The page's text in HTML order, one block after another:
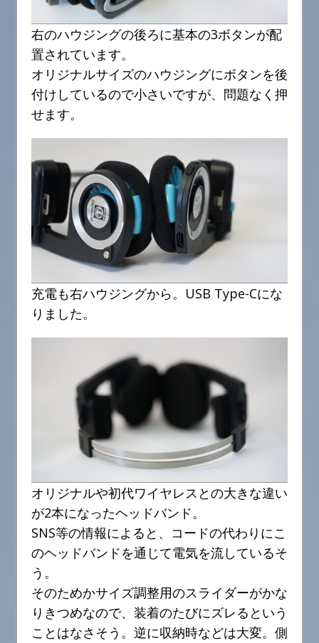
右のハウジングの後ろに基本の3ボタンが配
置されています。
オリジナルサイズのハウジングにボタンを後
付けしているので小さいですが、問題なく押
せます。
充電も右ハウジングから。USB Type-Cにな
りました。
オリジナルや初代ワイヤレスとの大きな違い
が2本になったヘッドバンド。
SNS等の情報によると、コードの代わりにこ
のヘッドバンドを通じて電気を流しているそ
う。
そのためかサイズ調整用のスライダーがかな
りきつめなので、装着のたびにズレるという
ことはなさそう。逆に収納時などは大変。側